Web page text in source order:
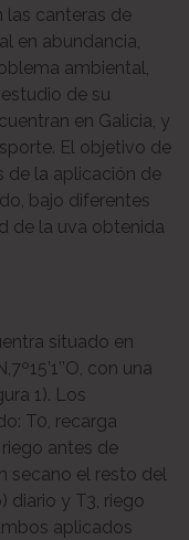
las canteras de
en abundancia,
ambiental,
de su
en Galicia, y
El objetivo de
de la aplicación de
bajo diferentes
de la uva obtenida
situado en
con una
1). Los
T0, recarga
antes de
secano el resto del
diario y T3, riego
aplicados